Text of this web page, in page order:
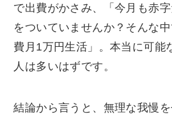
で出費がかさみ、「今月も赤
をついていませんか？そんな
費月1万円生活」。本当に可能
人は多いはずです。
結論から言うと、無理な我慢